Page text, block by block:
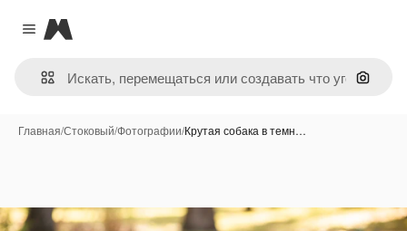
Close menu
Magnific
Поиск
Главная/Стоковый/Фотографии/Крутая собака в темн…